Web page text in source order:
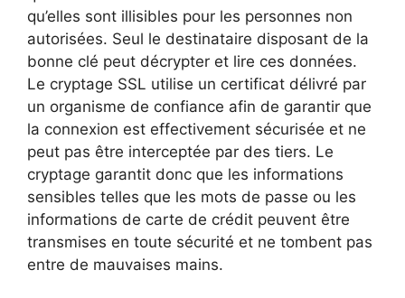
qu’elles sont illisibles pour les personnes non
autorisées. Seul le destinataire disposant de la
bonne clé peut décrypter et lire ces données.
Le cryptage SSL utilise un certificat délivré par
un organisme de confiance afin de garantir que
la connexion est effectivement sécurisée et ne
peut pas être interceptée par des tiers. Le
cryptage garantit donc que les informations
sensibles telles que les mots de passe ou les
informations de carte de crédit peuvent être
transmises en toute sécurité et ne tombent pas
entre de mauvaises mains.